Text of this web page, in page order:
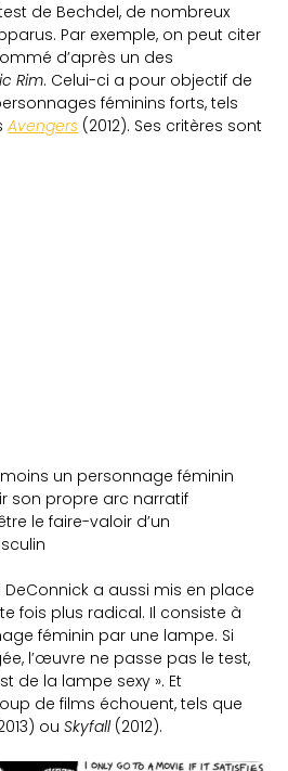
de Bechdel, de nombreux
Par exemple, on peut citer
d’après un des
Rim. Celui-ci a pour objectif de
féminins forts, tels
Avengers (2012). Ses critères sont
un personnage féminin
son propre arc narratif
le faire-valoir d’un
DeConnick a aussi mis en place
fois plus radical. Il consiste à
féminin par une lampe. Si
l’œuvre ne passe pas le test,
de la lampe sexy ». Et
de films échouent, tels que
ouSkyfall (2012).